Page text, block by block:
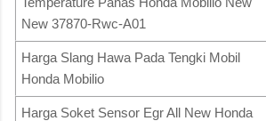
New 37870-Rwc-A01
Harga Slang Hawa Pada Tengki Mobil
Honda Mobilio
Harga Soket Sensor Egr All New Honda